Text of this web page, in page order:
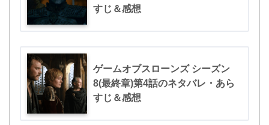
すじ＆感想
ゲームオブスローンズ シーズン
8(最終章)第4話のネタバレ・あら
すじ＆感想